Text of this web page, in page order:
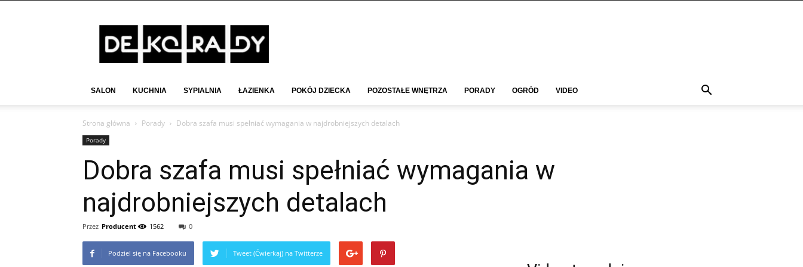
Deko-
Rady.pl
SALON KUCHNIA SYPIALNIA ŁAZIENKA POKÓJ DZIECKA POZOSTAŁE WNĘTRZA PORADY OGRÓD VIDEO
Strona główna Porady Dobra szafa musi spełniać wymagania w najdrobniejszych detalach
Porady
Dobra szafa musi spełniać wymagania w
najdrobniejszych detalach
Przez Producent 1562 0
Podziel się na Facebooku Tweet (Ćwierkaj) na Twitterze